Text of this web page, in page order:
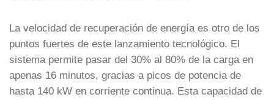
La velocidad de recuperación de energía es otro de los
puntos fuertes de este lanzamiento tecnológico. El
sistema permite pasar del 30% al 80% de la carga en
apenas 16 minutos, gracias a picos de potencia de
hasta 140 kW en corriente continua. Esta capacidad de